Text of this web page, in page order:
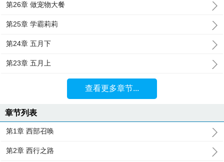
第26章 做宠物大餐
第25章 学霸莉莉
第24章 五月下
第23章 五月上
查看更多章节...
章节列表
第1章 西部召唤
第2章 西行之路